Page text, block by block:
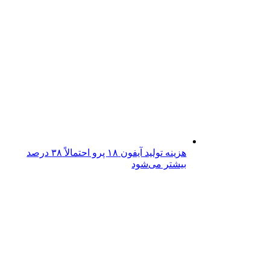
هزینه تولید آیفون ۱۸ پرو احتمالاً ۳۸ درصد
بیشتر می‌شود